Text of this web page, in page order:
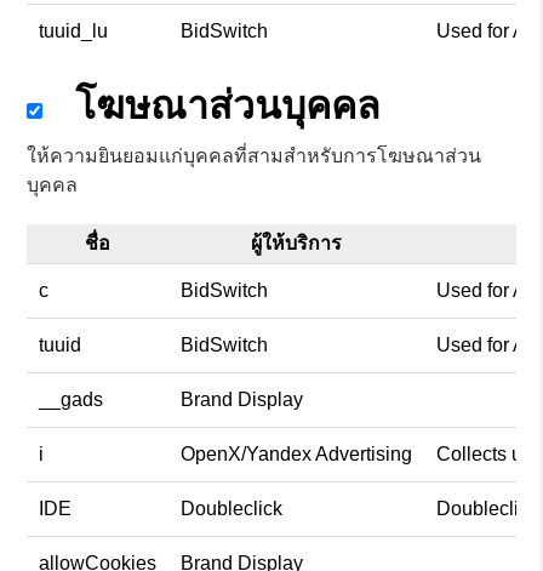
tuuid_lu BidSwitch Used for
โฆษณาส่วนบุคคล
ให้ความยินยอมแก่บุคคลที่สามสำหรับการโฆษณาส่วน
บุคคล
ชื่อ ผู้ให้บริการ
c BidSwitch Used for
tuuid BidSwitch Used for
__gads Brand Display
i OpenX/Yandex Advertising Collects
IDE Doubleclick
allowCookies Brand Display